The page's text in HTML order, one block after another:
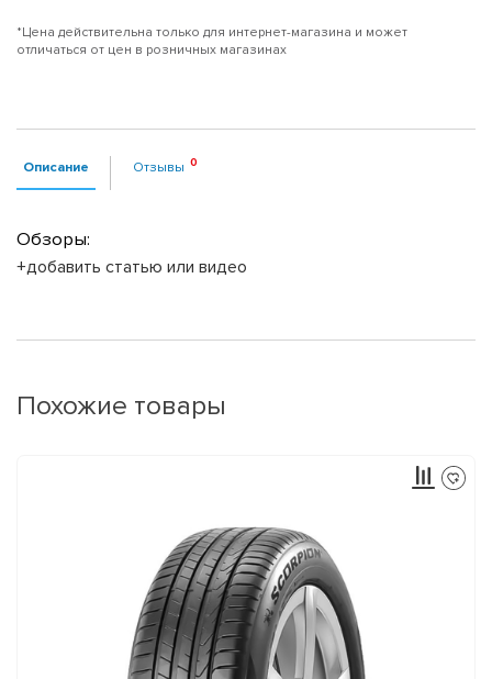
*Цена действительна только для интернет-магазина и может
отличаться от цен в розничных магазинах
Описание Отзывы
Обзоры:
+добавить статью или видео
Похожие товары